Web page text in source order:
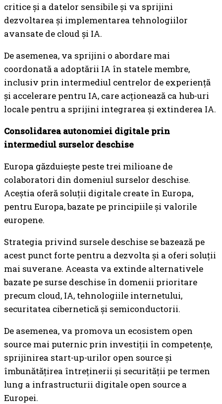
critice și a datelor sensibile și va sprijini
dezvoltarea și implementarea tehnologiilor
avansate de cloud și IA.
De asemenea, va sprijini o abordare mai
coordonată a adoptării IA în statele membre,
inclusiv prin intermediul centrelor de experiență
și accelerare pentru IA, care acționează ca hub-uri
locale pentru a sprijini integrarea și extinderea IA.
Consolidarea autonomiei digitale prin
intermediul surselor deschise
Europa găzduiește peste trei milioane de
colaboratori din domeniul surselor deschise.
Aceștia oferă soluții digitale create în Europa,
pentru Europa, bazate pe principiile și valorile
europene.
Strategia privind sursele deschise se bazează pe
acest punct forte pentru a dezvolta și a oferi soluții
mai suverane. Aceasta va extinde alternativele
bazate pe surse deschise în domenii prioritare
precum cloud, IA, tehnologiile internetului,
securitatea cibernetică și semiconductorii.
De asemenea, va promova un ecosistem open
source mai puternic prin investiții în competențe,
sprijinirea start-up-urilor open source și
îmbunătățirea întreținerii și securității pe termen
lung a infrastructurii digitale open source a
Europei.